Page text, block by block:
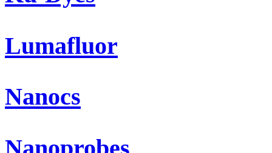
Lumafluor
Nanocs